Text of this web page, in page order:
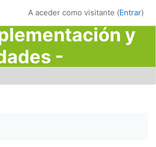
A aceder como visitante (Entrar)
y
-